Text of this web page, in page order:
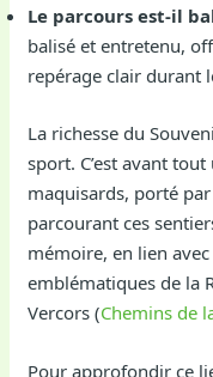
Le parcours est-il
balisé et entretenu,
repérage clair durant
La richesse du
sport. C’est avant
maquisards, porté
parcourant ces
mémoire, en lien
emblématiques de la
Vercors (Chemins de
Pour approfondir ce